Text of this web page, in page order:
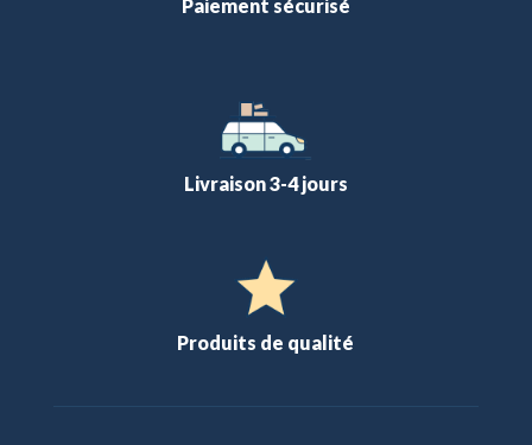
Paiement sécurisé
Livraison 3-4 jours
Produits de qualité